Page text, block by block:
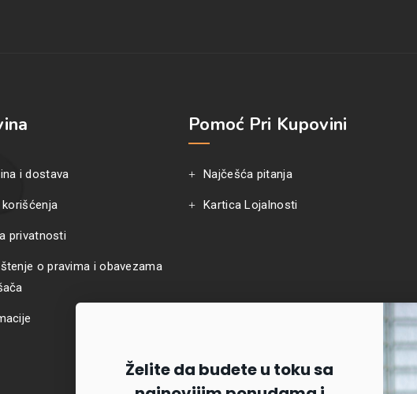
i dostava
korišćenja
privatnosti
o pravima i obavezama
Pomoć Pri Kupovini
Najčešća pitanja
Kartica Lojalnosti
Želite da budete u toku sa